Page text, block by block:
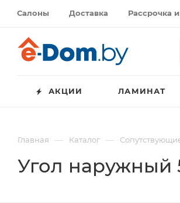
Салоны Доставка Рассрочка
АКЦИИ ЛАМИНАТ
Главная — Каталог —
Угол наружный